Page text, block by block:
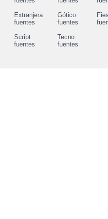
Extranjera
fuentes
Gótico
fuentes
Script
fuentes
Tecno
fuentes